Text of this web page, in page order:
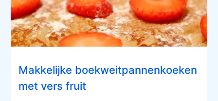
Makkelijke boekweitpannenkoeken
met vers fruit